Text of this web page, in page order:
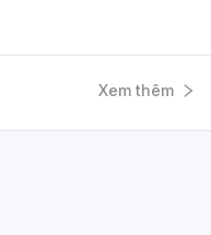
Xem thêm